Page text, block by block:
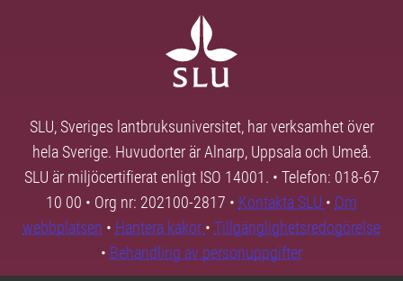
SLU, Sveriges lantbruksuniversitet, har verksamhet över
hela Sverige. Huvudorter är Alnarp, Uppsala och Umeå.
SLU är miljöcertifierat enligt ISO 14001. • Telefon: 018-67
10 00 • Org nr: 202100-2817 • Kontakta SLU • Om
webbplatsen • Hantera kakor • Tillgänglighetsredogörelse
• Behandling av personuppgifter